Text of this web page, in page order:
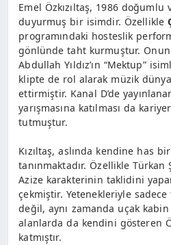
Emel Özkızıltaş, 1986 doğumlu
duyurmuş bir isimdir. Özellikle
programındaki hosteslik
gönlünde taht kurmuştur. Onun
Abdullah Yıldız’ın “Mektup”
klipte de rol alarak müzik
ettirmiştir. Kanal D’de
yarışmasına katılması da
tutmuştur.
Kızıltaş, aslında kendine has
tanınmaktadır. Özellikle Türkan
Azize karakterinin taklidini
çekmiştir. Yetenekleriyle
değil, aynı zamanda uçak
alanlarda da kendini gösteren
katmıştır.